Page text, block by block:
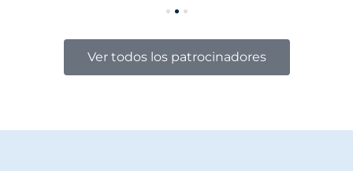
Ver todos los patrocinadores